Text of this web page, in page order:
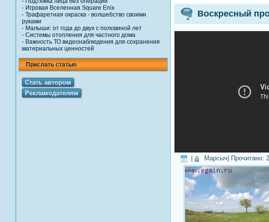
- Игровая Вселенная Square Enix
- Трафаретная окраска - волшебство своими
руками
- Малыши: от года до двух с половиной лет
- Системы отопления для частного дома
- Важность ТО видеонаблюдения для сохранения
материальных ценностей
Прислать статью
Стать автором
Рекламодателям
Воскресный
Марсыч | Прочитано: